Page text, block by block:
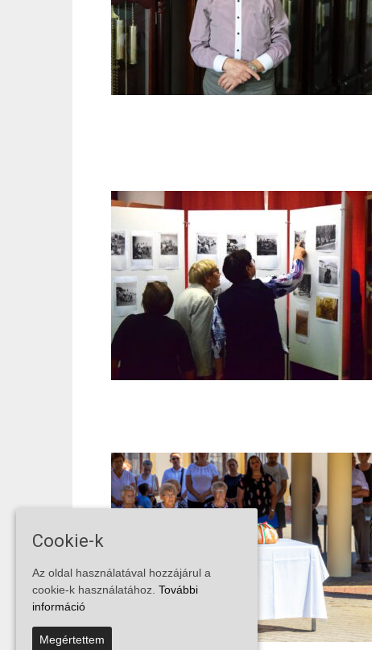
Cookie-k
Az oldal használatával hozzájárul a
cookie-k használatához. További
információ
Megértettem